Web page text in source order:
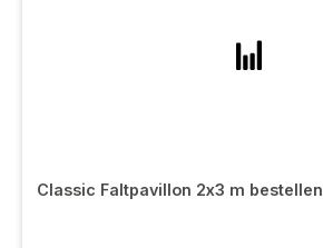
Classic Faltpavillon 2x3 m bestellen